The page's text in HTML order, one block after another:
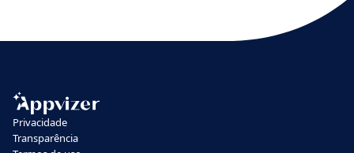
Privacidade
Transparência